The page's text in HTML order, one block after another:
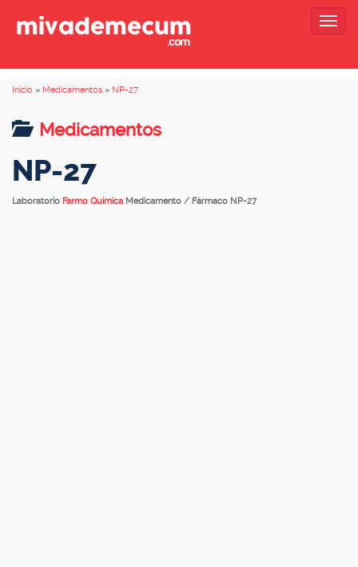
Inicio » Medicamentos » NP-27
Medicamentos
NP-27
Laboratorio Farmo Quimica Medicamento / Fármaco NP-27